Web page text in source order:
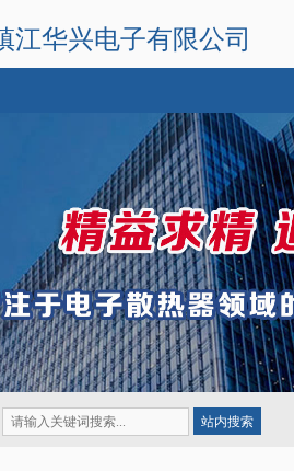
江华兴电子有限公司